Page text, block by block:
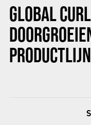
GLOBAL
PRODUCTLIJN